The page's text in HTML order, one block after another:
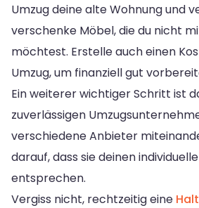
Umzug deine alte Wohnung und
verschenke Möbel, die du nicht
möchtest. Erstelle auch einen
Umzug, um finanziell gut
Ein weiterer wichtiger Schritt ist
zuverlässigen
verschiedene Anbieter
darauf, dass sie deinen
entsprechen.
Vergiss nicht, rechtzeitig eine